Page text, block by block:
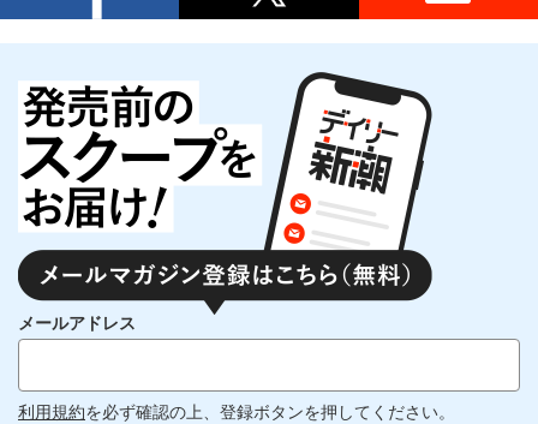
メールアドレス
利用規約を必ず確認の上、登録ボタンを押してください。